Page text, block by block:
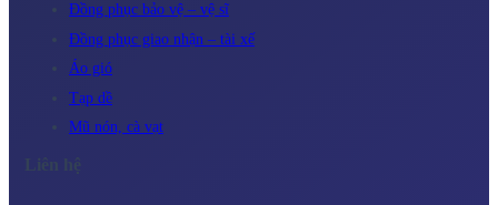
Đồng phục bảo vệ – vệ sĩ
Đồng phục giao nhận – tài xế
Áo gió
Tạp dề
Mũ nón, cà vạt